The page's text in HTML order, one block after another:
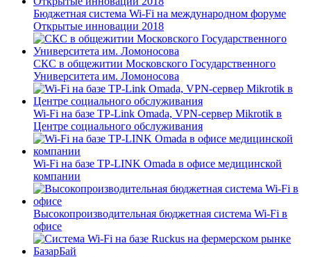
Бюджетная система Wi-Fi на международном форуме
Открытые инновации 2018
СКС в общежитии Московского Государственного
Университета им. Ломоносова
Wi-Fi на базе TP-Link Omada, VPN-сервер Mikrotik в
Центре социального обслуживания
Wi-Fi на базе TP-LINK Omada в офисе медицинской
компании
Высокопроизводительная бюджетная система Wi-Fi в
офисе